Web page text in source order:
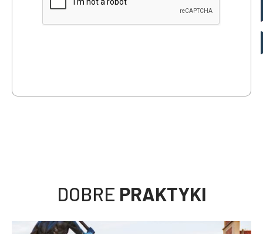
DOBRE PRAKTYKI